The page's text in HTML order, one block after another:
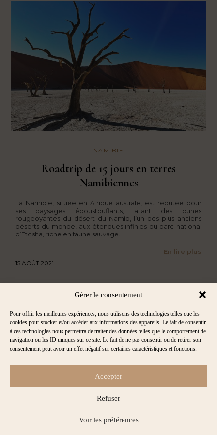
Gérer le consentement
Pour offrir les meilleures expériences, nous utilisons des technologies telles que les
cookies pour stocker et/ou accéder aux informations des appareils. Le fait de consentir
à ces technologies nous permettra de traiter des données telles que le comportement de
navigation ou les ID uniques sur ce site. Le fait de ne pas consentir ou de retirer son
consentement peut avoir un effet négatif sur certaines caractéristiques et fonctions.
Accepter
Refuser
Voir les préférences
NAMIBIE
Roadtrip de 15 jours en terres
Namibiennes
La Namibie, située en Afrique australe, est réputée pour
ses paysages époustouflants, allant des dunes
rougeoyantes du désert du Namib, l’un des plus anciens
déserts du monde, aux étendues infinies du parc national
d’Etosha, riche en faune sauvage.
En lire plus
15 AOÛT 2021
d'Évasion.
Politique de Gestion des Cookies